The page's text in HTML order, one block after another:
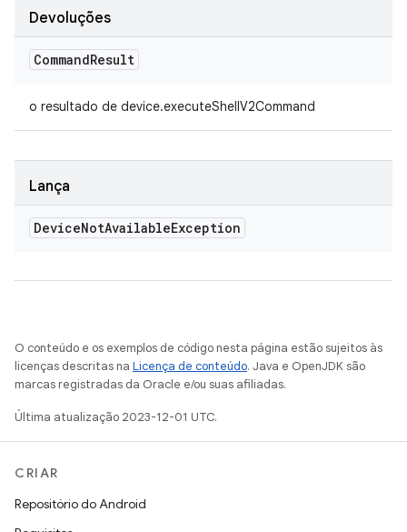
Devoluções
CommandResult
o resultado de device.executeShellV2Command
Lança
DeviceNotAvailableException
O conteúdo e os exemplos de código nesta página estão sujeitos às
licenças descritas na Licença de conteúdo. Java e OpenJDK são
marcas registradas da Oracle e/ou suas afiliadas.
Última atualização 2023-12-01 UTC.
CRIAR
Repositório do Android